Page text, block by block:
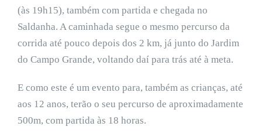
(às 19h15), também com partida e chegada no
Saldanha. A caminhada segue o mesmo percurso da
corrida até pouco depois dos 2 km, já junto do Jardim
do Campo Grande, voltando daí para trás até à meta.
E como este é um evento para, também as crianças, até
aos 12 anos, terão o seu percurso de aproximadamente
500m, com partida às 18 horas.